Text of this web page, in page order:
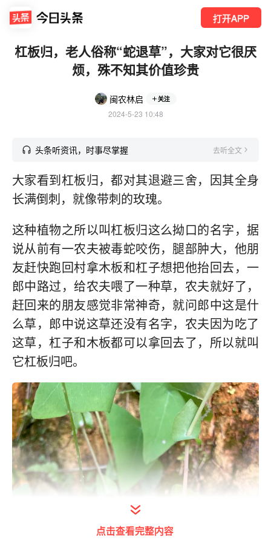
打开APP
杠板归，老人俗称“蛇退草”，大家对它很厌
烦，殊不知其价值珍贵
闽农林启 关注
2024-5-23 10:48
头条听资讯，时事尽掌握 去听全文
大家看到杠板归，都对其退避三舍，因其全身
长满倒刺，就像带刺的玫瑰。
这种植物之所以叫杠板归这么拗口的名字，据
说从前有一农夫被毒蛇咬伤，腿部肿大，他朋
友赶快跑回村拿木板和杠子想把他抬回去，一
郎中路过，给农夫喂了一种草，农夫就好了，
赶回来的朋友感觉非常神奇，就问郎中这是什
么草，郎中说这草还没有名字，农夫因为吃了
这草，杠子和木板都可以拿回去了，所以就叫
它杠板归吧。
点击查看完整内容